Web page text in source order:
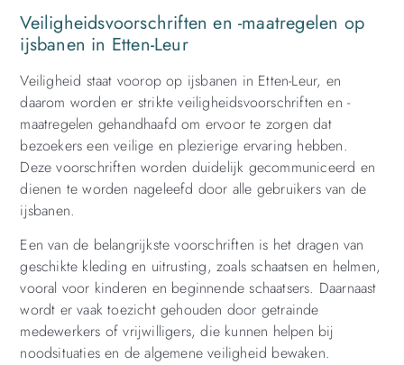
Veiligheidsvoorschriften en -maatregelen op
ijsbanen in Etten-Leur
Veiligheid staat voorop op ijsbanen in Etten-Leur, en
daarom worden er strikte veiligheidsvoorschriften en -
maatregelen gehandhaafd om ervoor te zorgen dat
bezoekers een veilige en plezierige ervaring hebben.
Deze voorschriften worden duidelijk gecommuniceerd en
dienen te worden nageleefd door alle gebruikers van de
ijsbanen.
Een van de belangrijkste voorschriften is het dragen van
geschikte kleding en uitrusting, zoals schaatsen en helmen,
vooral voor kinderen en beginnende schaatsers. Daarnaast
wordt er vaak toezicht gehouden door getrainde
medewerkers of vrijwilligers, die kunnen helpen bij
noodsituaties en de algemene veiligheid bewaken.